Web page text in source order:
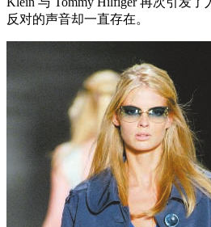
反对的声音却一直存在。